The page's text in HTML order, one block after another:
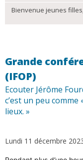
Bienvenue jeunes
Grande
(IFOP)
Ecouter Jérôme
c’est un peu
lieux. »
Lundi 11 décembre